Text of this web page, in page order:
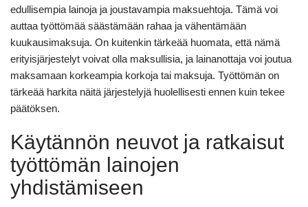
edullisempia lainoja ja joustavampia maksuehtoja. Tämä voi
auttaa työttömää säästämään rahaa ja vähentämään
kuukausimaksuja. On kuitenkin tärkeää huomata, että nämä
erityisjärjestelyt voivat olla maksullisia, ja lainanottaja voi joutua
maksamaan korkeampia korkoja tai maksuja. Työttömän on
tärkeää harkita näitä järjestelyjä huolellisesti ennen kuin tekee
päätöksen.
Käytännön neuvot ja ratkaisut
työttömän lainojen
yhdistämiseen